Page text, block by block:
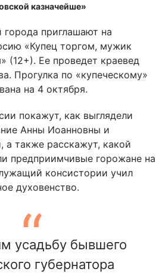
казначейше»
города приглашают на
«Купец торгом, мужик
(12+). Ее проведет краевед
Прогулка по «купеческому»
на 4 октября.
покажут, как выглядели
Анны Иоанновны и
а также расскажут, какой
предприимчивые горожане на
консистории учил
духовенство.
усадьбу бывшего
губернатора